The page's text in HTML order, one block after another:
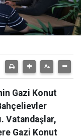
Gazi Konut
Vatandaşlar,
Gazi Konut